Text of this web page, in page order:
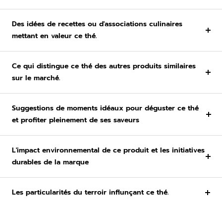
Des idées de recettes ou d'associations culinaires
mettant en valeur ce thé.
Ce qui distingue ce thé des autres produits similaires
sur le marché.
Suggestions de moments idéaux pour déguster ce thé
et profiter pleinement de ses saveurs
L'impact environnemental de ce produit et les initiatives
durables de la marque
Les particularités du terroir influnçant ce thé.